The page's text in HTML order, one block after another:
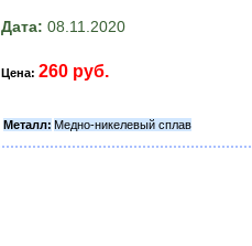
Дата: 08.11.2020
Цена: 260 руб.
Металл: Медно-никелевый сплав